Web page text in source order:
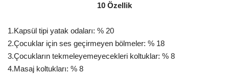
10 Özellik
1.Kapsül tipi yatak odaları: % 20
2.Çocuklar için ses geçirmeyen bölmeler: % 18
3.Çocukların tekmeleyemeyecekleri koltuklar: % 8
4.Masaj koltukları: % 8